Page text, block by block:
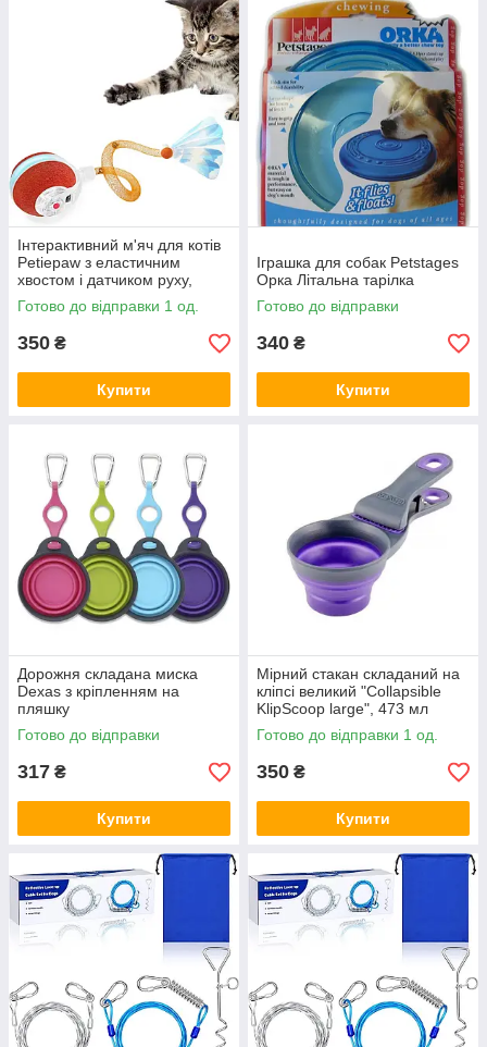
Інтерактивний м'яч для котів
Petiepaw з еластичним
хвостом і датчиком руху,
Amazon
Готово до відправки 1 од.
350 ₴
Купити
Іграшка для собак Petstages
Орка Літальна тарілка
Готово до відправки
340 ₴
Купити
Дорожня складана миска
Dexas з кріпленням на
пляшку
Готово до відправки
317 ₴
Купити
Мірний стакан складаний на
кліпсі великий "Collapsible
KlipScoop large", 473 мл
Готово до відправки 1 од.
350 ₴
Купити